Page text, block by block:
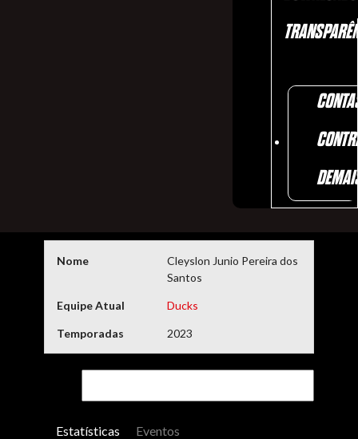
Nome
Cleyslon Junio Pereira dos
Santos
Equipe Atual Ducks
Temporadas 2023
Estatísticas Eventos